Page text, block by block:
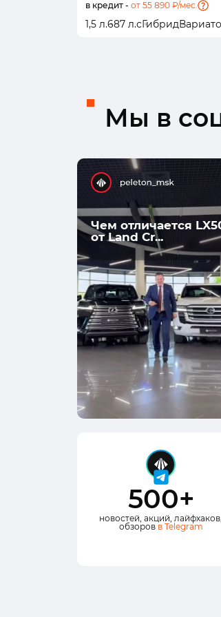
в кредит - от 55 890 ₽/мес.
1,5 л.687 л.сГибрид
Мы в
Чем отличается
от Land Cr...
500+
новостей, акций, лайфхаков,
обзоров в Telegram